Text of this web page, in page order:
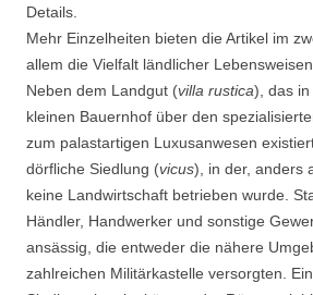
Details.
Mehr Einzelheiten bieten die Artikel im
allem die Vielfalt ländlicher
Neben dem Landgut (villa rustica), das in
kleinen Bauernhof über den
zum palastartigen Luxusanwesen
dörfliche Siedlung (vicus), in der, anders
keine Landwirtschaft betrieben wurde.
Händler, Handwerker und sonstige
ansässig, die entweder die nähere
zahlreichen Militärkastelle versorgten.